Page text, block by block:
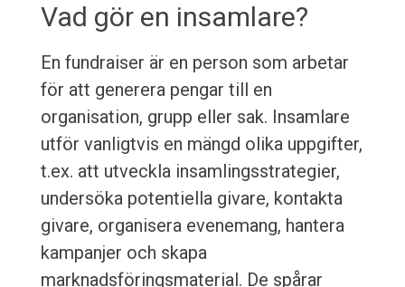
Vad gör en insamlare?
En fundraiser är en person som arbetar
för att generera pengar till en
organisation, grupp eller sak. Insamlare
utför vanligtvis en mängd olika uppgifter,
t.ex. att utveckla insamlingsstrategier,
undersöka potentiella givare, kontakta
givare, organisera evenemang, hantera
kampanjer och skapa
marknadsföringsmaterial. De spårar